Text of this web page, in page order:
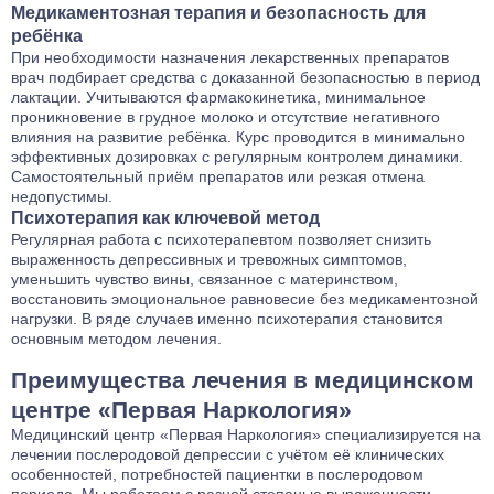
Медикаментозная терапия и безопасность для
ребёнка
При необходимости назначения лекарственных препаратов
врач подбирает средства с доказанной безопасностью в период
лактации. Учитываются фармакокинетика, минимальное
проникновение в грудное молоко и отсутствие негативного
влияния на развитие ребёнка. Курс проводится в минимально
эффективных дозировках с регулярным контролем динамики.
Самостоятельный приём препаратов или резкая отмена
недопустимы.
Психотерапия как ключевой метод
Регулярная работа с психотерапевтом позволяет снизить
выраженность депрессивных и тревожных симптомов,
уменьшить чувство вины, связанное с материнством,
восстановить эмоциональное равновесие без медикаментозной
нагрузки. В ряде случаев именно психотерапия становится
основным методом лечения.
Преимущества лечения в медицинском
центре «Первая Наркология»
Медицинский центр «Первая Наркология» специализируется на
лечении послеродовой депрессии с учётом её клинических
особенностей, потребностей пациентки в послеродовом